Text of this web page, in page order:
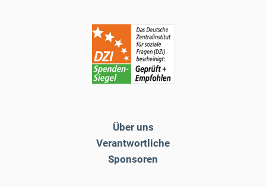
Über uns
Verantwortliche
Sponsoren